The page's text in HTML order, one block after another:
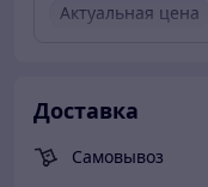
Актуальная цена
Доставка
Самовывоз